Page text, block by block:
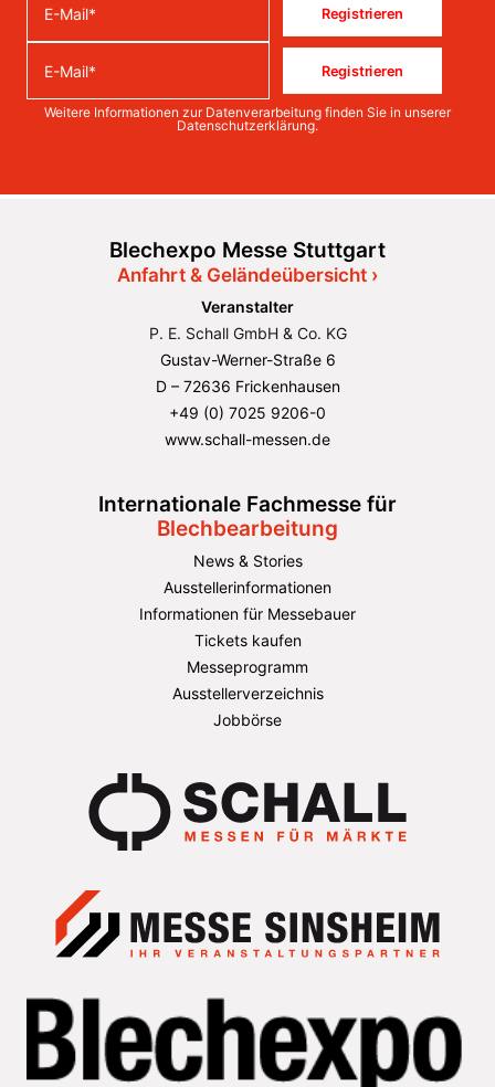
Registrieren
Registrieren
Weitere Informationen zur Datenverarbeitung finden Sie in unserer
Datenschutzerklärung.
Blechexpo Messe Stuttgart
Anfahrt & Geländeübersicht ›
Veranstalter
P. E. Schall GmbH & Co. KG
Gustav-Werner-Straße 6
D – 72636 Frickenhausen
+49 (0) 7025 9206-0
www.schall-messen.de
Internationale Fachmesse für
Blechbearbeitung
News & Stories
Ausstellerinformationen
Informationen für Messebauer
Tickets kaufen
Messeprogramm
Ausstellerverzeichnis
Jobbörse